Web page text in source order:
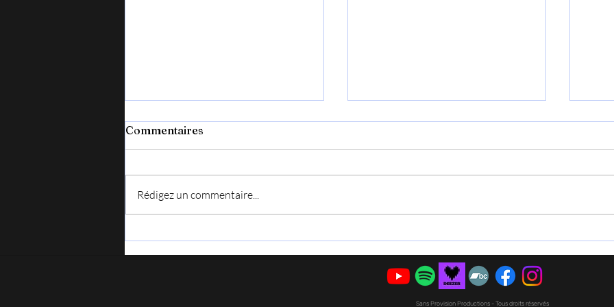
pour le festival : Chansons
combats
Commentaires
Rédigez un commentaire...
Sans Provision Productions - Tous droits réservés